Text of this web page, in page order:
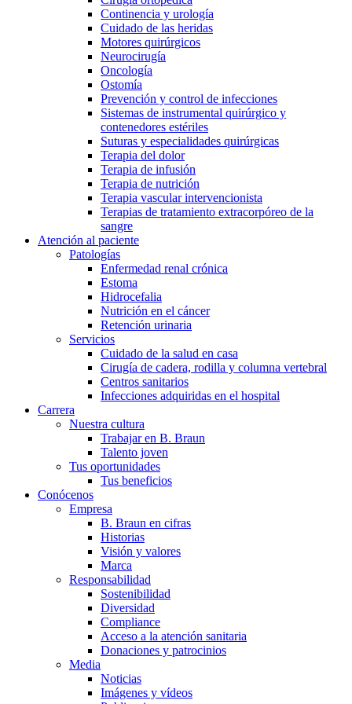
Continencia y urología
Cuidado de las heridas
Motores quirúrgicos
Neurocirugía
Oncología
Ostomía
Prevención y control de infecciones
Sistemas de instrumental quirúrgico y
contenedores estériles
Suturas y especialidades quirúrgicas
Terapia del dolor
Terapia de infusión
Terapia de nutrición
Terapia vascular intervencionista
Terapias de tratamiento extracorpóreo de la
sangre
Atención al paciente
Patologías
Enfermedad renal crónica
Estoma
Hidrocefalia
Nutrición en el cáncer
Retención urinaria
Servicios
Cuidado de la salud en casa
Cirugía de cadera, rodilla y columna vertebral
Centros sanitarios
Infecciones adquiridas en el hospital
Carrera
Nuestra cultura
Trabajar en B. Braun
Talento joven
Tus oportunidades
Tus beneficios
Conócenos
Empresa
B. Braun en cifras
Historias
Visión y valores
Marca
Responsabilidad
Sostenibilidad
Diversidad
Compliance
Acceso a la atención sanitaria
Donaciones y patrocinios
Media
Noticias
Imágenes y vídeos